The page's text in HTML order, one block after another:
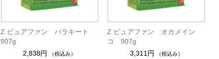
Z ピュアファン パラキート
907g
2,838円
（税込み）
Z ピュアファン オカメイン
コ 907g
3,311円
（税込み）